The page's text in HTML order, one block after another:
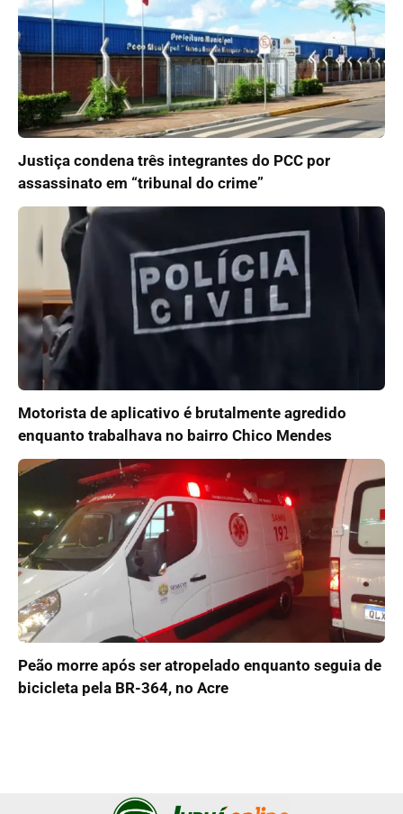
Justiça condena três integrantes do PCC por
assassinato em “tribunal do crime”
Motorista de aplicativo é brutalmente agredido
enquanto trabalhava no bairro Chico Mendes
Peão morre após ser atropelado enquanto seguia de
bicicleta pela BR-364, no Acre